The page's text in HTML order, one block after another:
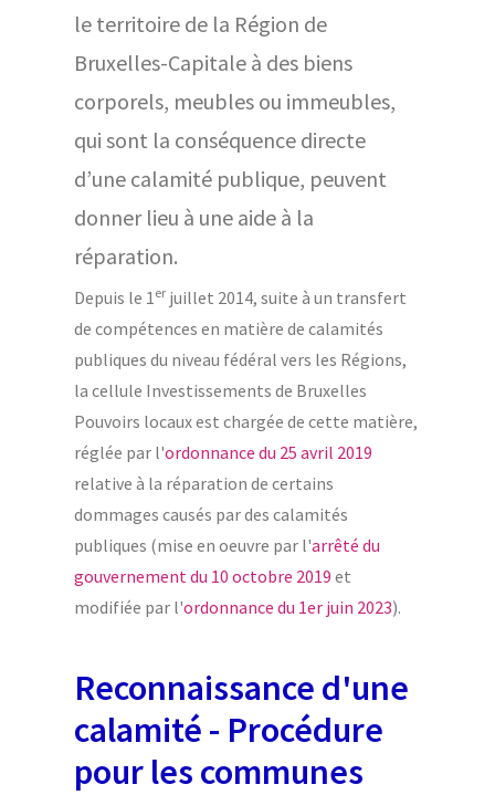
le territoire de la Région de
Bruxelles-Capitale à des biens
corporels, meubles ou immeubles,
qui sont la conséquence directe
d’une calamité publique, peuvent
donner lieu à une aide à la
réparation.
Depuis le 1 erjuillet 2014, suite à un transfert
de compétences en matière de calamités
publiques du niveau fédéral vers les Régions,
la cellule Investissements de Bruxelles
Pouvoirs locaux est chargée de cette matière,
réglée par l'ordonnance du 25 avril 2019
relative à la réparation de certains
dommages causés par des calamités
publiques (mise en oeuvre par l'arrêté du
gouvernement du 10 octobre 2019 et
modifiée par l'ordonnance du 1er juin 2023).
Reconnaissance d'une
calamité - Procédure
pour les communes